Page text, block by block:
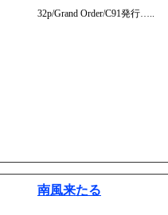
32p/Grand Order/C91発行…..
南風来たる